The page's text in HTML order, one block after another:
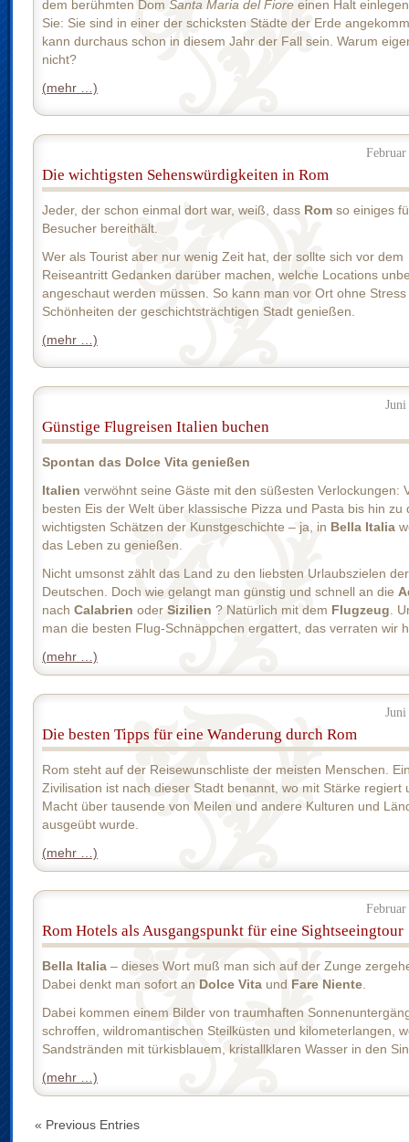
dem berühmten Dom Santa Maria del Fiore einen Halt
Sie: Sie sind in einer der schicksten Städte der Erde
kann durchaus schon in diesem Jahr der Fall sein. Warum
nicht?
(mehr …)
Die wichtigsten Sehenswürdigkeiten in Rom
Jeder, der schon einmal dort war, weiß, dass Rom so einiges
Besucher bereithält.
Wer als Tourist aber nur wenig Zeit hat, der sollte sich vor dem
Reiseantritt Gedanken darüber machen, welche Locations
angeschaut werden müssen. So kann man vor Ort ohne Stress
Schönheiten der geschichtsträchtigen Stadt genießen.
(mehr …)
Günstige Flugreisen Italien buchen
Spontan das Dolce Vita genießen
Italien verwöhnt seine Gäste mit den süßesten Verlockungen:
besten Eis der Welt über klassische Pizza und Pasta bis hin zu
wichtigsten Schätzen der Kunstgeschichte – ja, in Bella Italia
das Leben zu genießen.
Nicht umsonst zählt das Land zu den liebsten Urlaubszielen der
Deutschen. Doch wie gelangt man günstig und schnell an die
nach Calabrien oder Sizilien ? Natürlich mit dem Flugzeug.
man die besten Flug-Schnäppchen ergattert, das verraten wir
(mehr …)
Die besten Tipps für eine Wanderung durch Rom
Rom steht auf der Reisewunschliste der meisten Menschen.
Zivilisation ist nach dieser Stadt benannt, wo mit Stärke regiert
Macht über tausende von Meilen und andere Kulturen und
ausgeübt wurde.
(mehr …)
Rom Hotels als Ausgangspunkt für eine Sightseeingtour
Bella Italia – dieses Wort muß man sich auf der Zunge
Dabei denkt man sofort an Dolce Vita und Fare Niente.
Dabei kommen einem Bilder von traumhaften
schroffen, wildromantischen Steilküsten und kilometerlangen,
Sandstränden mit türkisblauem, kristallklaren Wasser in den
(mehr …)
« Previous Entries